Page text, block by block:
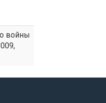
войны